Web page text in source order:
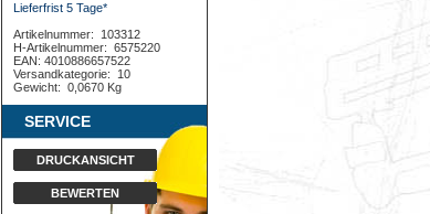
Lieferfrist 5 Tage*
Artikelnummer:
103312
H-Artikelnummer: 6575220
EAN: 4010886657522
Versandkategorie:
10
Gewicht: 0,0670 Kg
SERVICE
DRUCKANSICHT
BEWERTEN